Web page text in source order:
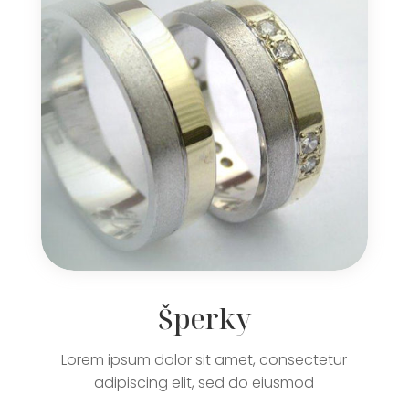
Šperky
Lorem ipsum dolor sit amet, consectetur
adipiscing elit, sed do eiusmod